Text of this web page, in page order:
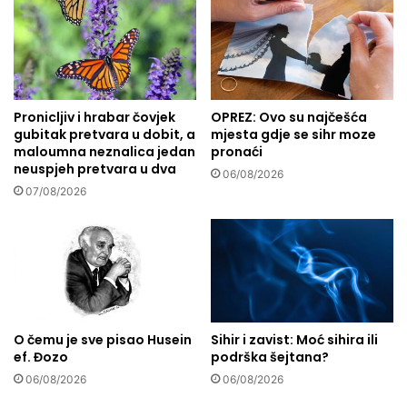
n
a
o
s
t
i
i
d
o
j
e
k
o
v
i
t
a
s
v
u
m
b
Pronicljiv i hrabar čovjek
gubitak pretvara u dobit, a
maloumna neznalica jedan
neuspjeh pretvara u dva
07/08/2026
OPREZ: Ovo su najčešća
mjesta gdje se sihr moze
pronaći
06/08/2026
O čemu je sve pisao Husein
ef. Đozo
06/08/2026
Sihir i zavist: Moć sihira ili
podrška šejtana?
06/08/2026